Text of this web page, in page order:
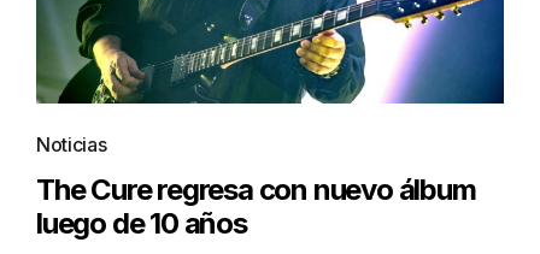
Noticias
The Cure regresa con nuevo álbum
luego de 10 años